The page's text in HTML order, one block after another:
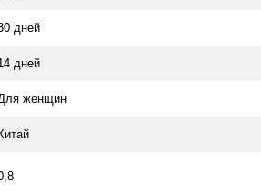
дней
дней
женщин
Китай